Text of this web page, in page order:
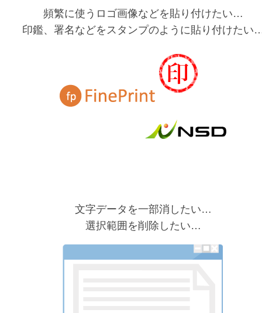
頻繁に使うロゴ画像などを貼り付けたい…
印鑑、署名などをスタンプのように貼り付けたい
文字データを一部消したい…
選択範囲を削除したい…